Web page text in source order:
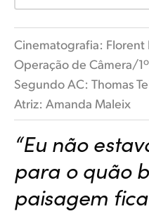
Cinematografia: Florent
Operação de Câmera/
Segundo AC: Thomas
Atriz: Amanda Maleix
“Eu não
para o quão
paisagem